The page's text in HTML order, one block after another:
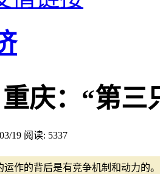
庆：“第三
19 阅读: 5337
运作的背后是有竞争机制和动力的